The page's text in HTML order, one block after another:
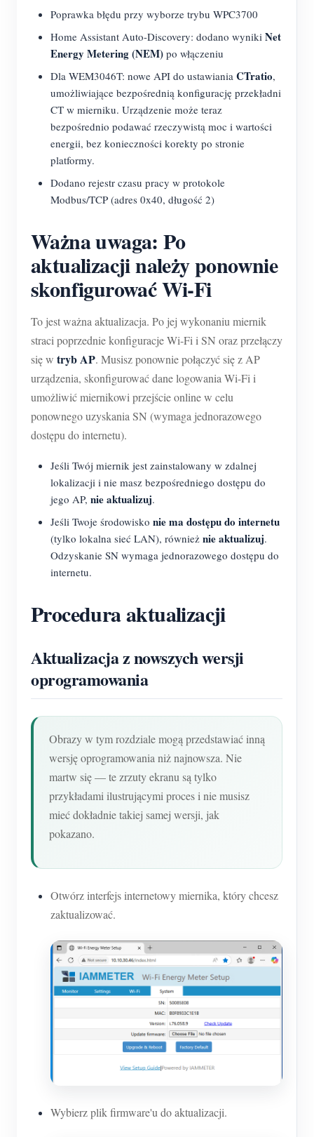
Poprawka błędu przy wyborze trybu WPC3700
Home Assistant Auto-Discovery: dodano wyniki Net
Energy Metering (NEM) po włączeniu
Dla WEM3046T: nowe API do ustawiania CTratio,
umożliwiające bezpośrednią konfigurację przekładni
CT w mierniku. Urządzenie może teraz
bezpośrednio podawać rzeczywistą moc i wartości
energii, bez konieczności korekty po stronie
platformy.
Dodano rejestr czasu pracy w protokole
Modbus/TCP (adres 0x40, długość 2)
Ważna uwaga: Po
aktualizacji należy ponownie
skonfigurować Wi-Fi
To jest ważna aktualizacja. Po jej wykonaniu miernik
straci poprzednie konfiguracje Wi-Fi i SN oraz przełączy
się w tryb AP. Musisz ponownie połączyć się z AP
urządzenia, skonfigurować dane logowania Wi-Fi i
umożliwić miernikowi przejście online w celu
ponownego uzyskania SN (wymaga jednorazowego
dostępu do internetu).
Jeśli Twój miernik jest zainstalowany w zdalnej
lokalizacji i nie masz bezpośredniego dostępu do
jego AP, nie aktualizuj.
Jeśli Twoje środowisko nie ma dostępu do internetu
(tylko lokalna sieć LAN), również nie aktualizuj.
Odzyskanie SN wymaga jednorazowego dostępu do
internetu.
Procedura aktualizacji
Aktualizacja z nowszych wersji
oprogramowania
Obrazy w tym rozdziale mogą przedstawiać inną
wersję oprogramowania niż najnowsza. Nie
martw się — te zrzuty ekranu są tylko
przykładami ilustrującymi proces i nie musisz
mieć dokładnie takiej samej wersji, jak
pokazano.
Otwórz interfejs internetowy miernika, który chcesz
zaktualizować.
Wybierz plik firmware'u do aktualizacji.